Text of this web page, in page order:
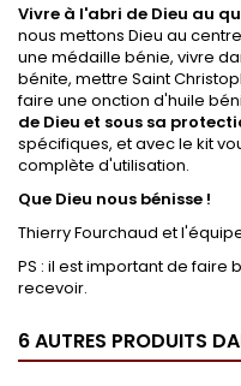
Vivre à l'abri de Dieu au
nous mettons Dieu au
une médaille bénie, vivre
bénite, mettre Saint
faire une onction d'huile
de Dieu et sous sa
spécifiques, et avec le kit
complète d'utilisation.
Que Dieu nous bénisse !
Thierry Fourchaud et
PS : il est important de faire
recevoir.
6 AUTRES PRODUITS